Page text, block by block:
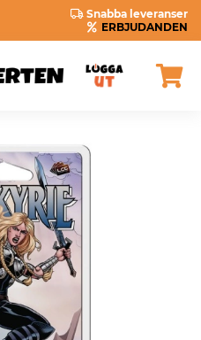
Snabba leveranser
ERBJUDANDEN